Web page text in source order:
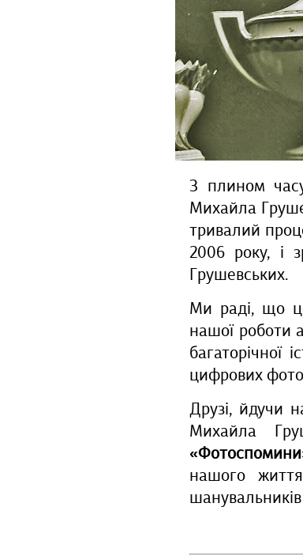
З плином
Михайла
тривалий
2006 року, і
Грушевських.
Ми раді, що
нашої роботи
багаторічної
цифрових
Друзі, йдучи
Михайла
нашого